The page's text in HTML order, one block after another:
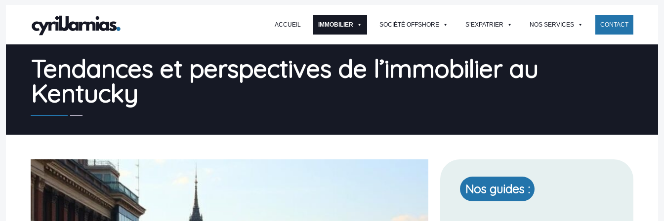
ACCUEIL IMMOBILIER SOCIÉTÉ OFFSHORE S’EXPATRIER NOS SERVICES CONTACT
Tendances et perspectives de l’immobilier au
Kentucky
Nos guides :